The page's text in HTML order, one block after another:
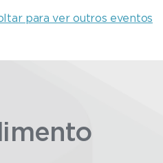
para ver outros eventos